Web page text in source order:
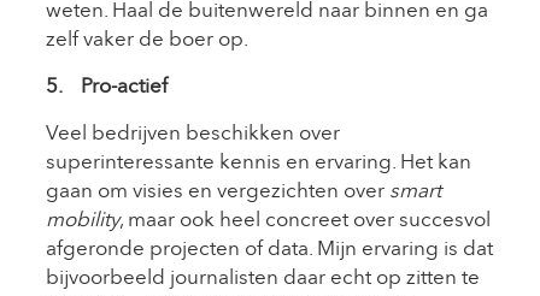
weten. Haal de buitenwereld naar binnen en ga
zelf vaker de boer op.
5. Pro-actief
Veel bedrijven beschikken over
superinteressante kennis en ervaring. Het kan
gaan om visies en vergezichten over smart
mobility, maar ook heel concreet over succesvol
afgeronde projecten of data. Mijn ervaring is dat
bijvoorbeeld journalisten daar echt op zitten te